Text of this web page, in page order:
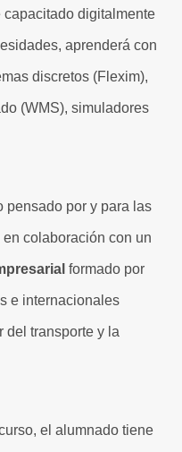
digitalmente
aprenderá con
discretos (Flexim),
(WMS), simuladores
pensado por y para las
colaboración con un
formado por
e internacionales
del transporte y la
el alumnado tiene